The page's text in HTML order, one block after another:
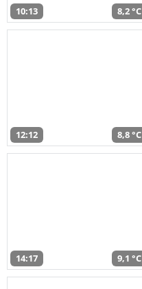
10:13 8,2 °C
12:12 8,8 °C
14:17 9,1 °C